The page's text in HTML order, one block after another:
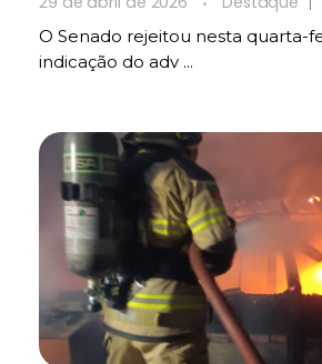
O Senado rejeitou nesta quarta-
indicação do adv ...